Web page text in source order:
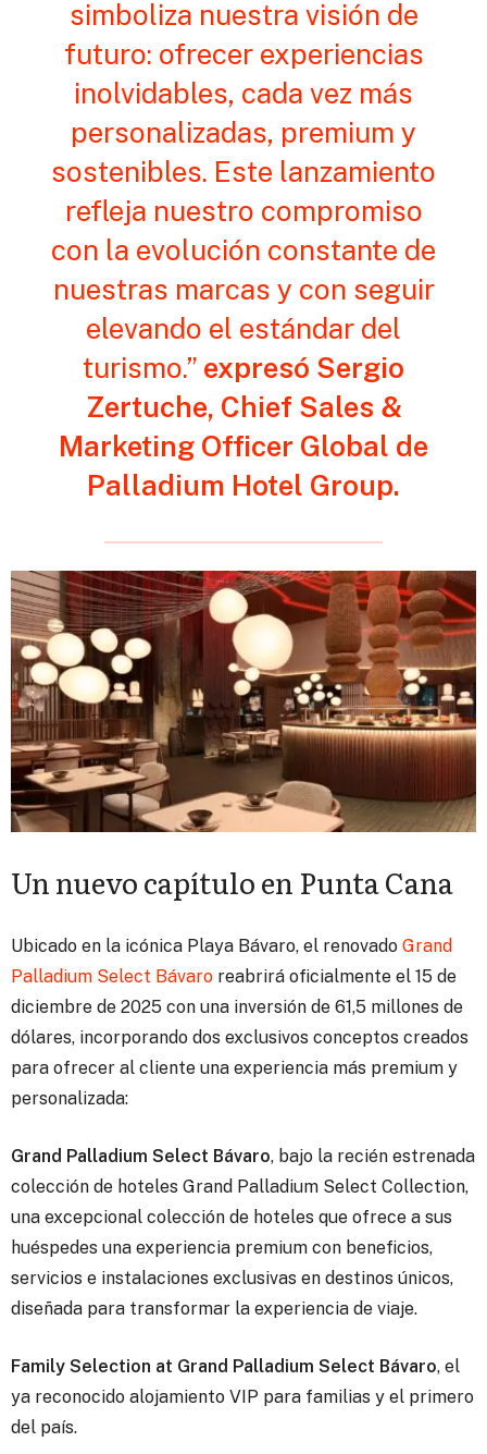
simboliza nuestra visión de
futuro: ofrecer experiencias
inolvidables, cada vez más
personalizadas, premium y
sostenibles. Este lanzamiento
refleja nuestro compromiso
con la evolución constante de
nuestras marcas y con seguir
elevando el estándar del
turismo.” expresó Sergio
Zertuche, Chief Sales &
Marketing Officer Global de
Palladium Hotel Group.
Un nuevo capítulo en Punta Cana
Ubicado en la icónica Playa Bávaro, el renovado Grand
Palladium Select Bávaro reabrirá oficialmente el 15 de
diciembre de 2025 con una inversión de 61,5 millones de
dólares, incorporando dos exclusivos conceptos creados
para ofrecer al cliente una experiencia más premium y
personalizada:
Grand Palladium Select Bávaro, bajo la recién estrenada
colección de hoteles Grand Palladium Select Collection,
una excepcional colección de hoteles que ofrece a sus
huéspedes una experiencia premium con beneficios,
servicios e instalaciones exclusivas en destinos únicos,
diseñada para transformar la experiencia de viaje.
Family Selection at Grand Palladium Select Bávaro, el
ya reconocido alojamiento VIP para familias y el primero
del país.